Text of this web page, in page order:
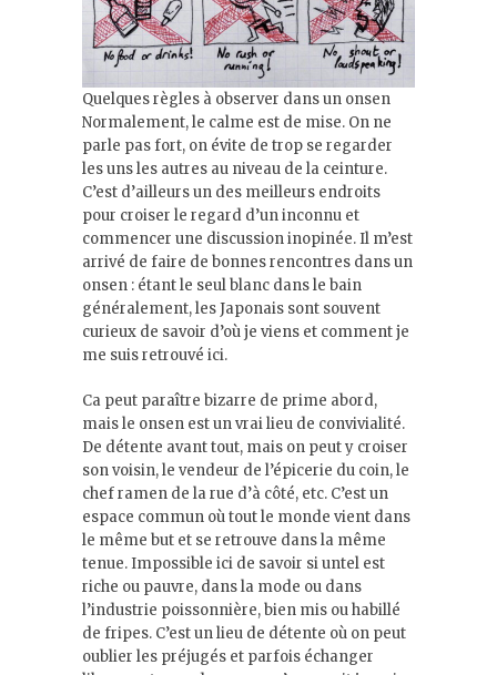
Quelques règles à observer dans un onsen
Normalement, le calme est de mise. On ne
parle pas fort, on évite de trop se regarder
les uns les autres au niveau de la ceinture.
C’est d’ailleurs un des meilleurs endroits
pour croiser le regard d’un inconnu et
commencer une discussion inopinée. Il m’est
arrivé de faire de bonnes rencontres dans un
onsen : étant le seul blanc dans le bain
généralement, les Japonais sont souvent
curieux de savoir d’où je viens et comment je
me suis retrouvé ici.
Ca peut paraître bizarre de prime abord,
mais le onsen est un vrai lieu de convivialité.
De détente avant tout, mais on peut y croiser
son voisin, le vendeur de l’épicerie du coin, le
chef ramen de la rue d’à côté, etc. C’est un
espace commun où tout le monde vient dans
le même but et se retrouve dans la même
tenue. Impossible ici de savoir si untel est
riche ou pauvre, dans la mode ou dans
l’industrie poissonnière, bien mis ou habillé
de fripes. C’est un lieu de détente où on peut
oublier les préjugés et parfois échanger